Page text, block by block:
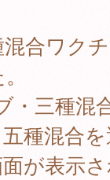
合ワク
・三種混
種混合
が表示